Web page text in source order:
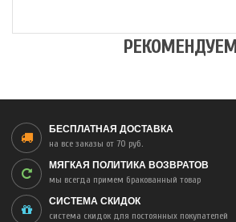
РЕКОМЕНДУЕМ
БЕСПЛАТНАЯ ДОСТАВКА
на все заказы от 70 руб.
МЯГКАЯ ПОЛИТИКА ВОЗВРАТОВ
мы всегда примем бракованный товар
СИСТЕМА СКИДОК
система скидок для постоянных покупателей